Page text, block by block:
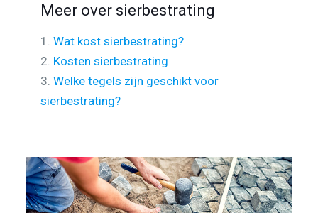
Meer over sierbestrating
1. Wat kost sierbestrating?
2. Kosten sierbestrating
3. Welke tegels zijn geschikt voor
sierbestrating?